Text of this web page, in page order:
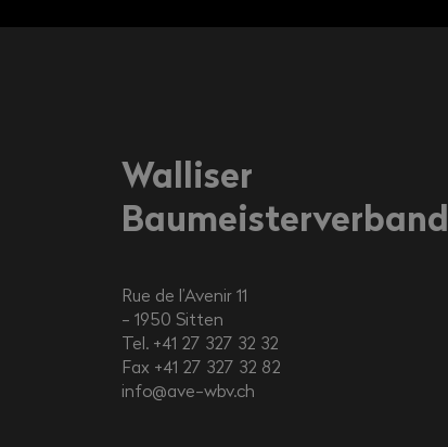
Walliser
Baumeisterverband
Rue de l’Avenir 11
1950 Sitten
Tel. +41 27 327 32 32
Fax +41 27 327 32 82
info@ave-wbv.ch